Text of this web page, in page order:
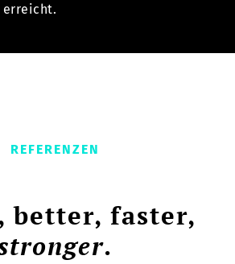
erreicht.
REFERENZEN
better, faster,
.